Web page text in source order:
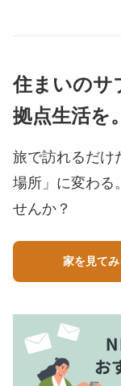
住まいのサ
拠点生活を。
旅で訪れるだけ
場所」に変わる。
せんか？
家を見てみ